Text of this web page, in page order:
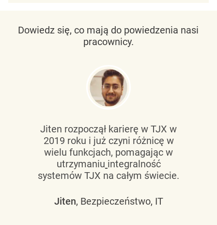
Dowiedz się, co mają do powiedzenia nasi
pracownicy.
Jiten rozpoczął karierę w TJX w
2019 roku i już czyni różnicę w
wielu funkcjach, pomagając w
utrzymaniu integralność
systemów TJX na całym świecie.
Jiten, Bezpieczeństwo, IT